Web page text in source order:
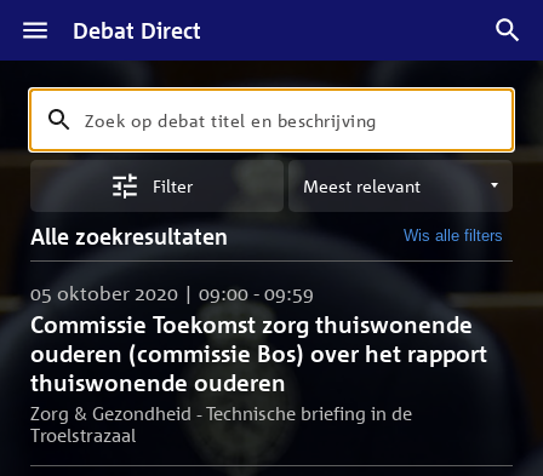
Debat Direct
Zoeken
Zoek
op
en
beschrijving
Filter
Sorteren
op
meest
Alle zoekresultaten Wis alle filters
Commissie Toekomst zorg thuiswonende
ouderen (commissie Bos) over het rapport
thuiswonende ouderen
05 oktober 2020 | 09:00 - 09:59
Zorg & Gezondheid - Technische briefing in de
Troelstrazaal